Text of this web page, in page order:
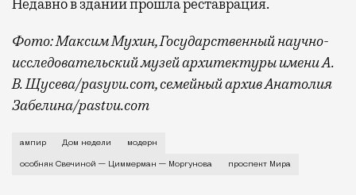
Недавно в здании прошла реставрация.
Фото: Максим Мухин, Государственный научно-
исследовательский музей архитектуры имени А.
В. Щусева/pasyvu.com, семейный архив Анатолия
Забелина/pastvu.com
История каменного строения в Мещанской
ампир Дом недели модерн
особняк Свечиной — Циммерман — Моргунова проспект Мира